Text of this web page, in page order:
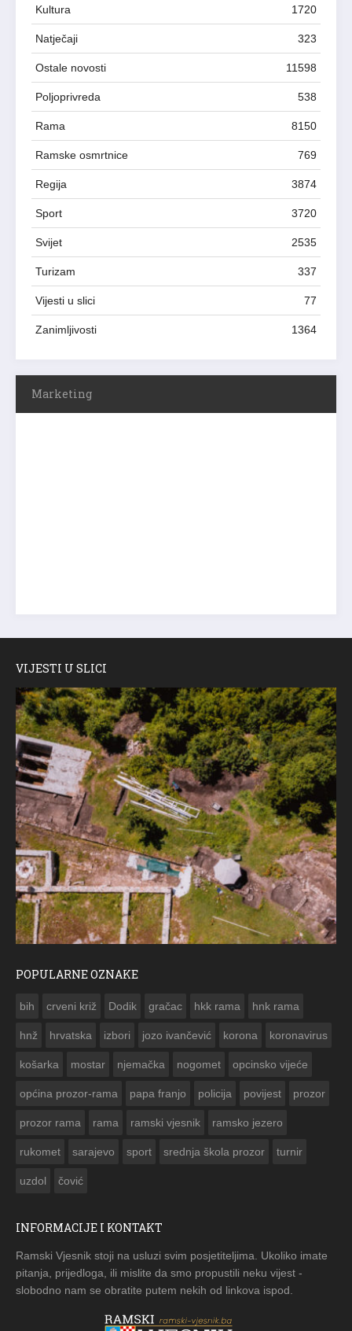
Kultura 1720
Natječaji 323
Ostale novosti 11598
Poljoprivreda 538
Rama 8150
Ramske osmrtnice 769
Regija 3874
Sport 3720
Svijet 2535
Turizam 337
Vijesti u slici 77
Zanimljivosti 1364
Marketing
VIJESTI U SLICI
POPULARNE OZNAKE
bih crveni križ Dodik gračac hkk rama hnk rama
hnž hrvatska izbori jozo ivančević korona koronavirus
košarka mostar njemačka nogomet opcinsko vijeće
općina prozor-rama papa franjo policija povijest prozor
prozor rama rama ramski vjesnik ramsko jezero
rukomet sarajevo sport srednja škola prozor turnir
uzdol čović
INFORMACIJE I KONTAKT
Ramski Vjesnik stoji na usluzi svim posjetiteljima. Ukoliko imate
pitanja, prijedloga, ili mislite da smo propustili neku vijest -
slobodno nam se obratite putem nekih od linkova ispod.